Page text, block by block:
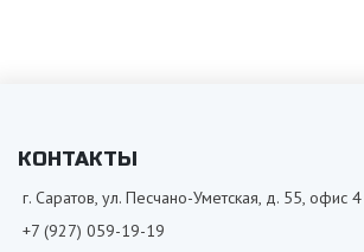
КОНТАКТЫ
г. Саратов, ул. Песчано-Уметская, д. 55, офис 4
+7 (927) 059-19-19